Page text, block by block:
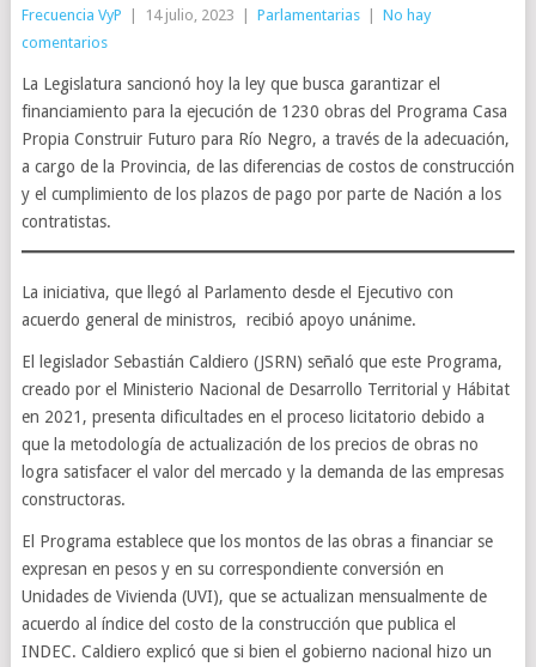
Frecuencia VyP 14 julio, 2023 Parlamentarias
No hay
comentarios
La Legislatura sancionó hoy la ley que busca garantizar el
financiamiento para la ejecución de 1230 obras del Programa Casa
Propia Construir Futuro para Río Negro, a través de la adecuación,
a cargo de la Provincia, de las diferencias de costos de construcción
y el cumplimiento de los plazos de pago por parte de Nación a los
contratistas.
La iniciativa, que llegó al Parlamento desde el Ejecutivo con
acuerdo general de ministros, recibió apoyo unánime.
El legislador Sebastián Caldiero (JSRN) señaló que este Programa,
creado por el Ministerio Nacional de Desarrollo Territorial y Hábitat
en 2021, presenta dificultades en el proceso licitatorio debido a
que la metodología de actualización de los precios de obras no
logra satisfacer el valor del mercado y la demanda de las empresas
constructoras.
El Programa establece que los montos de las obras a financiar se
expresan en pesos y en su correspondiente conversión en
Unidades de Vivienda (UVI), que se actualizan mensualmente de
acuerdo al índice del costo de la construcción que publica el
INDEC. Caldiero explicó que si bien el gobierno nacional hizo un